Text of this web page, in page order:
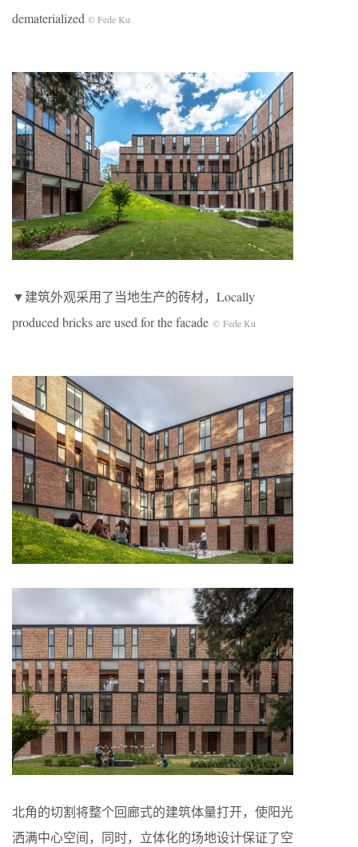
dematerialized © Fede Ku
▼建筑外观采用了当地生产的砖材，Locally
produced bricks are used for the facade © Fede Ku
北角的切割将整个回廊式的建筑体量打开，使阳光
洒满中心空间，同时，立体化的场地设计保证了空